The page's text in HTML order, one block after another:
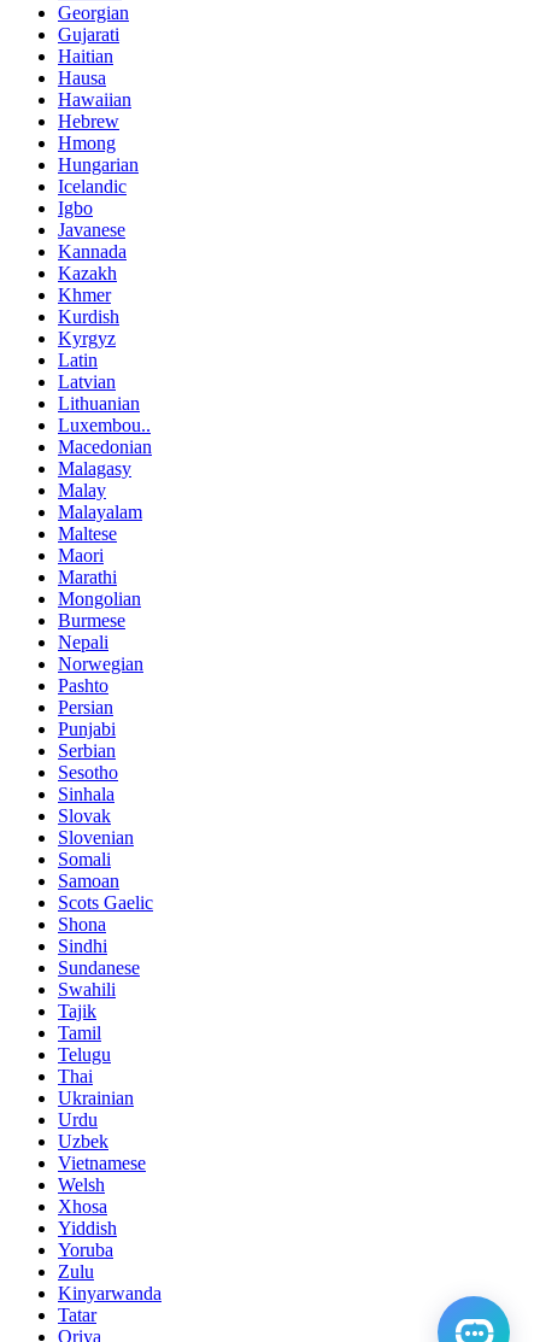
Georgian
Gujarati
Haitian
Hausa
Hawaiian
Hebrew
Hmong
Hungarian
Icelandic
Igbo
Javanese
Kannada
Kazakh
Khmer
Kurdish
Kyrgyz
Latin
Latvian
Lithuanian
Luxembou..
Macedonian
Malagasy
Malay
Malayalam
Maltese
Maori
Marathi
Mongolian
Burmese
Nepali
Norwegian
Pashto
Persian
Punjabi
Serbian
Sesotho
Sinhala
Slovak
Slovenian
Somali
Samoan
Scots Gaelic
Shona
Sindhi
Sundanese
Swahili
Tajik
Tamil
Telugu
Thai
Ukrainian
Urdu
Uzbek
Vietnamese
Welsh
Xhosa
Yiddish
Yoruba
Zulu
Kinyarwanda
Tatar
Oriya